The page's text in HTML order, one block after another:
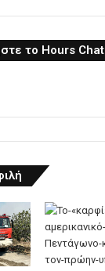
το Hours Chat